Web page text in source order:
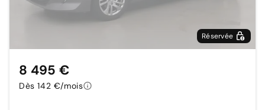
Réservée
8 495 €
Dès 142 €/mois